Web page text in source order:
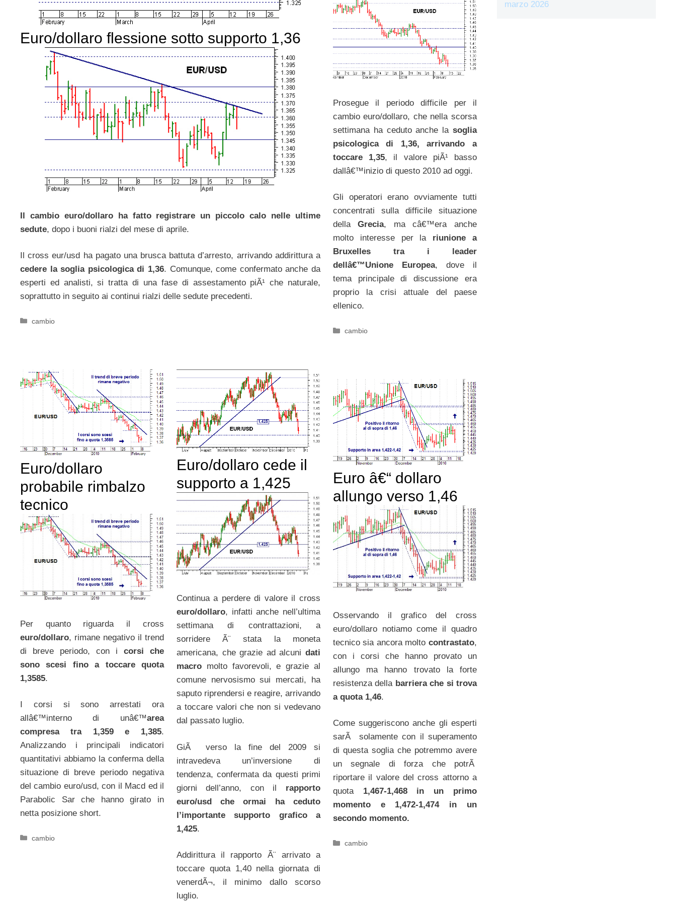
Euro/dollaro flessione sotto supporto 1,36
Il cambio euro/dollaro ha fatto registrare un piccolo calo nelle ultime
sedute, dopo i buoni rialzi del mese di aprile.
Il cross eur/usd ha pagato una brusca battuta d’arresto, arrivando addirittura a
cedere la soglia psicologica di 1,36. Comunque, come confermato anche da
esperti ed analisti, si tratta di una fase di assestamento piÃ¹ che naturale,
soprattutto in seguito ai continui rialzi delle sedute precedenti.
Categorie
cambio
Prosegue il periodo difficile per il
cambio euro/dollaro, che nella scorsa
settimana ha ceduto anche la soglia
psicologica di 1,36, arrivando a
toccare 1,35, il valore piÃ¹ basso
dallâ€™inizio di questo 2010 ad oggi.
Gli operatori erano ovviamente tutti
concentrati sulla difficile situazione
dellaGrecia, ma câ€™era anche
molto interesse per la riunione a
Bruxelles tra i leader
dellâ€™Unione Europea, dove il
tema principale di discussione era
proprio la crisi attuale del paese
ellenico.
Categorie
cambio
Euro/dollaro
probabile rimbalzo
tecnico
Per quanto riguarda il cross
euro/dollaro, rimane negativo il trend
di breve periodo, con i corsi che
sono scesi fino a toccare quota
1,3585.
I corsi si sono arrestati ora
allâ€™interno di unâ€™area
compresa tra 1,359 e 1,385.
Analizzando i principali indicatori
quantitativi abbiamo la conferma della
situazione di breve periodo negativa
del cambio euro/usd, con il Macd ed il
Parabolic Sar che hanno girato in
netta posizione short.
Categorie
cambio
Euro/dollaro cede il
supporto a 1,425
Continua a perdere di valore il cross
euro/dollaro, infatti anche nell’ultima
settimana di contrattazioni, a
sorridere Ã¨ stata la moneta
americana, che grazie ad alcuni dati
macromolto favorevoli, e grazie al
comune nervosismo sui mercati, ha
saputo riprendersi e reagire, arrivando
a toccare valori che non si vedevano
dal passato luglio.
GiÃ verso la fine del 2009 si
intravedeva un’inversione di
tendenza, confermata da questi primi
giorni dell’anno, con il rapporto
euro/usd che ormai ha ceduto
l’importante supporto grafico a
1,425.
Addirittura il rapporto Ã¨ arrivato a
toccare quota 1,40 nella giornata di
venerdÃ¬, il minimo dallo scorso
luglio.
Euro â€“ dollaro
allungo verso 1,46
Osservando il grafico del cross
euro/dollaro notiamo come il quadro
tecnico sia ancora molto contrastato,
con i corsi che hanno provato un
allungo ma hanno trovato la forte
resistenza della barriera che si trova
a quota 1,46.
Come suggeriscono anche gli esperti
sarÃ solamente con il superamento
di questa soglia che potremmo avere
un segnale di forza che potrÃ
riportare il valore del cross attorno a
quota 1,467-1,468 in un primo
momento e 1,472-1,474 in un
secondo momento.
Categorie
cambio
marzo 2026